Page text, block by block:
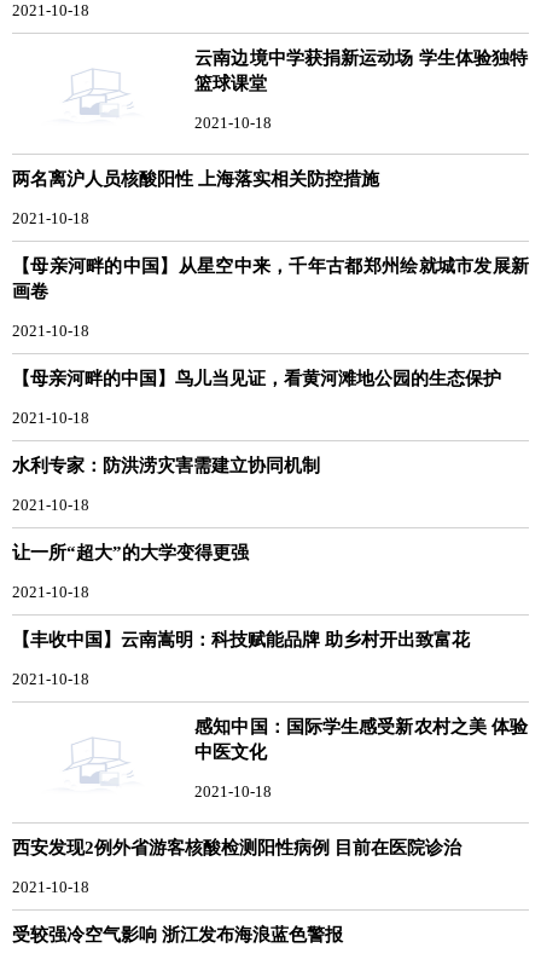
2021-10-18
云南边境中学获捐新运动场 学生体验独特
篮球课堂
2021-10-18
两名离沪人员核酸阳性 上海落实相关防控措施
2021-10-18
【母亲河畔的中国】从星空中来，千年古都郑州绘就城市发展新
画卷
2021-10-18
【母亲河畔的中国】鸟儿当见证，看黄河滩地公园的生态保护
2021-10-18
水利专家：防洪涝灾害需建立协同机制
2021-10-18
让一所“超大”的大学变得更强
2021-10-18
【丰收中国】云南嵩明：科技赋能品牌 助乡村开出致富花
2021-10-18
感知中国：国际学生感受新农村之美 体验
中医文化
2021-10-18
西安发现2例外省游客核酸检测阳性病例 目前在医院诊治
2021-10-18
受较强冷空气影响 浙江发布海浪蓝色警报